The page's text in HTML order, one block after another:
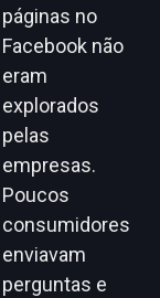
páginas no
Facebook não
eram
explorados
pelas
empresas.
Poucos
consumidores
enviavam
perguntas e